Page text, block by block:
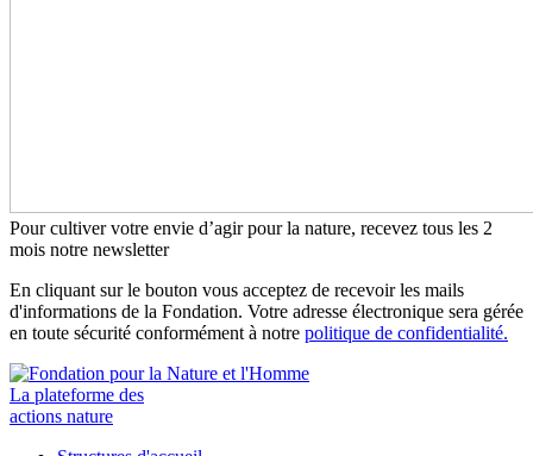
Pour cultiver votre envie d’agir pour la nature, recevez tous les 2
mois notre newsletter
En cliquant sur le bouton vous acceptez de recevoir les mails
d'informations de la Fondation. Votre adresse électronique sera gérée
en toute sécurité conformément à notre politique de confidentialité.
La plateforme des
actions nature